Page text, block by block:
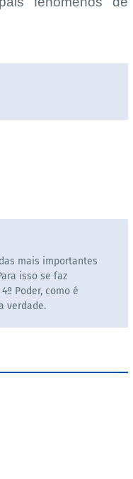
mais importantes
isso se faz
Poder, como é
verdade.